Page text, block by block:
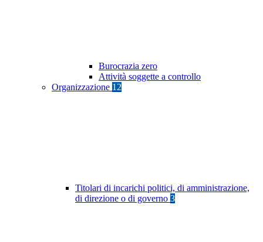
Burocrazia zero
Attività soggette a controllo
Organizzazione 12
Titolari di incarichi politici, di amministrazione,
di direzione o di governo 3